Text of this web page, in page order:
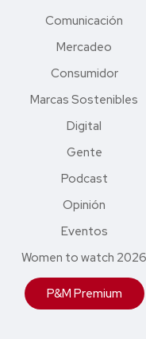
Comunicación
Mercadeo
Consumidor
Marcas Sostenibles
Digital
Gente
Podcast
Opinión
Eventos
Women to watch 2026
P&M Premium